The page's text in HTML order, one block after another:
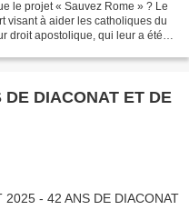
le projet « Sauvez Rome » ? Le
visant à aider les catholiques du
droit apostolique, qui leur a été
DIACONAT ET DE